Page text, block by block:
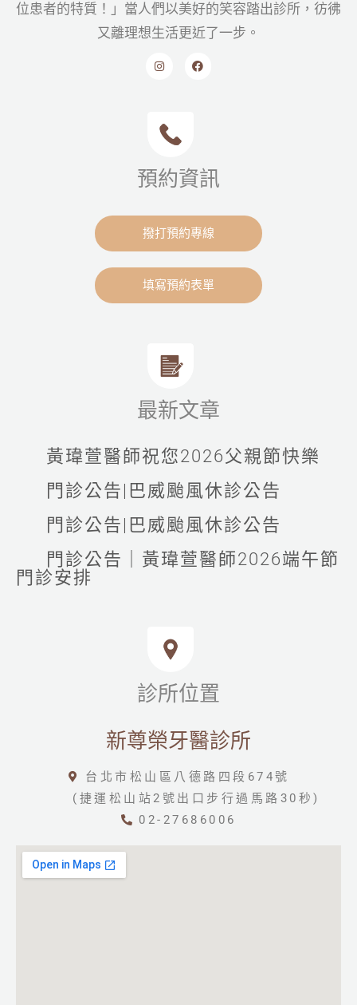
位患者的特質！」當人們以美好的笑容踏出診所，彷彿
又離理想生活更近了一步。
預約資訊
撥打預約專線
填寫預約表單
最新文章
黃瑋萱醫師祝您2026父親節快樂
門診公告|巴威颱風休診公告
門診公告|巴威颱風休診公告
門診公告｜黃瑋萱醫師2026端午節
門診安排
診所位置
新尊榮牙醫診所
台北市松山區八德路四段674號
(捷運松山站2號出口步行過馬路30秒)
02-27686006